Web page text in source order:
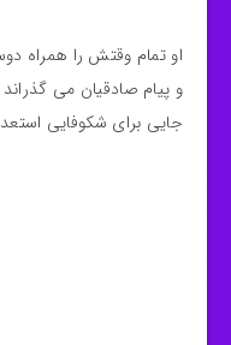
او تمام وقتش را همراه
و پیام صادقیان می گذراند
جایی برای شکوفایی